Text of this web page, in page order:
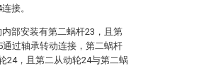
接。
部安装有第二蜗杆23，且第
过轴承转动连接，第二蜗杆
24，且第二从动轮24与第二蜗